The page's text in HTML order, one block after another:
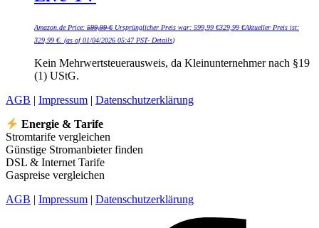
Amazon.de Price: 599,99€ Ursprünglicher Preis war: 599,99 €329,99 €Aktueller Preis ist:
329,99 €. (as of 01/04/2026 05:47 PST- Details)
Kein Mehrwertsteuerausweis, da Kleinunternehmer nach §19
(1) UStG.
AGB | Impressum | Datenschutzerklärung
Energie & Tarife
Stromtarife vergleichen
Günstige Stromanbieter finden
DSL & Internet Tarife
Gaspreise vergleichen
AGB | Impressum | Datenschutzerklärung